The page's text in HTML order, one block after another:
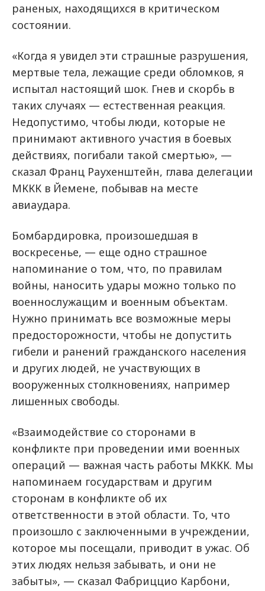
раненых, находящихся в критическом
состоянии.
«Когда я увидел эти страшные разрушения,
мертвые тела, лежащие среди обломков, я
испытал настоящий шок. Гнев и скорбь в
таких случаях — естественная реакция.
Недопустимо, чтобы люди, которые не
принимают активного участия в боевых
действиях, погибали такой смертью», —
сказал Франц Раухенштейн, глава делегации
МККК в Йемене, побывав на месте
авиаудара.
Бомбардировка, произошедшая в
воскресенье, — еще одно страшное
напоминание о том, что, по правилам
войны, наносить удары можно только по
военнослужащим и военным объектам.
Нужно принимать все возможные меры
предосторожности, чтобы не допустить
гибели и ранений гражданского населения
и других людей, не участвующих в
вооруженных столкновениях, например
лишенных свободы.
«Взаимодействие со сторонами в
конфликте при проведении ими военных
операций — важная часть работы МККК. Мы
напоминаем государствам и другим
сторонам в конфликте об их
ответственности в этой области. То, что
произошло с заключенными в учреждении,
которое мы посещали, приводит в ужас. Об
этих людях нельзя забывать, и они не
забыты», — сказал Фабриццио Карбони,